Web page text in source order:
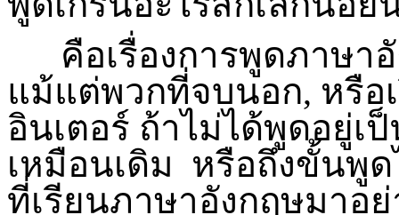
คือเรื่องการพูดภาษาอั
แม้แต่พวกที่จบนอก, หรือ
อินเตอร์ ถ้าไม่ได้พูดอยู่เ
เหมือนเดิม หรือถึงขั้นพูด
ที่เรียนภาษาอังกฤษมา